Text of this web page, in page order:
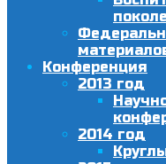
Конференция
2013 год
2014 год